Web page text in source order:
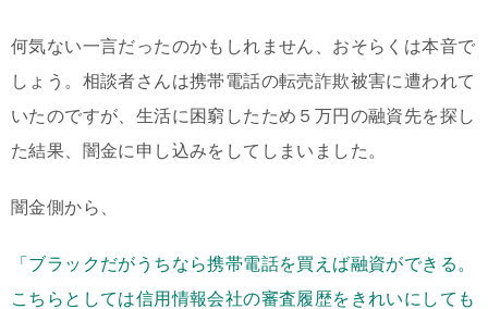
何気ない一言だったのかもしれません、おそらくは本音で
しょう。相談者さんは携帯電話の転売詐欺被害に遭われて
いたのですが、生活に困窮したため５万円の融資先を探し
た結果、闇金に申し込みをしてしまいました。
闇金側から、
「ブラックだがうちなら携帯電話を買えば融資ができる。
こちらとしては信用情報会社の審査履歴をきれいにしても